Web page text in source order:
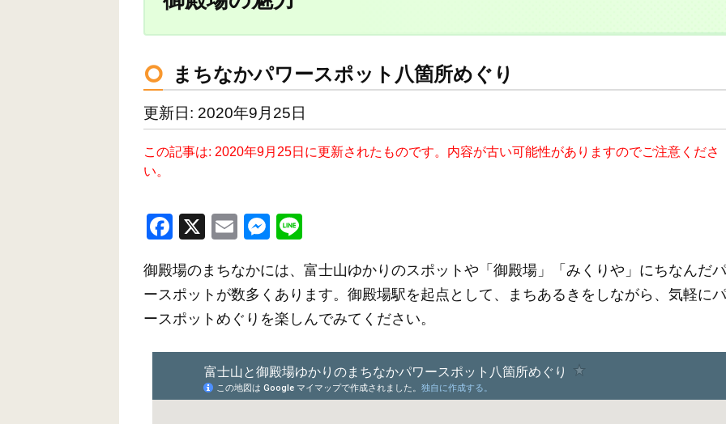
まちなかパワースポット八箇所めぐり
更新日: 2020年9月25日
この記事は: 2020年9月25日に更新されたものです。内容が古い可能性がありますのでご注意くださ
い。
F
c
e
b
o
k
X
E
ail
M
ss
e
n
g
er
e
御殿場のまちなかには、富士山ゆかりのスポットや「御殿場」「みくりや」にちなんだ
ースポットが数多くあります。御殿場駅を起点として、まちあるきをしながら、気軽に
ースポットめぐりを楽しんでみてください。